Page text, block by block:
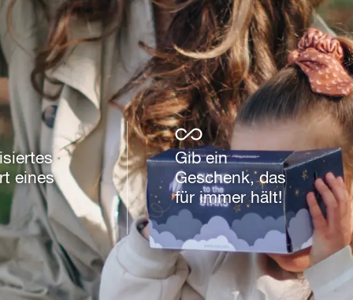
eines
Gib ein
Geschenk, das
für immer hält!